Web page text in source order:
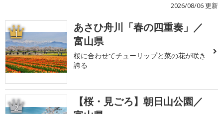
2026/08/06 更新
1
あさひ舟川「春の四重奏」／
富山県
桜に合わせてチューリップと菜の花が咲き
誇る
2
【桜・見ごろ】朝日山公園／